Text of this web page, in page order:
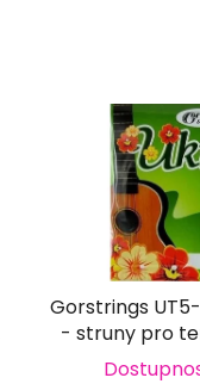
Gorstrings
- struny pro